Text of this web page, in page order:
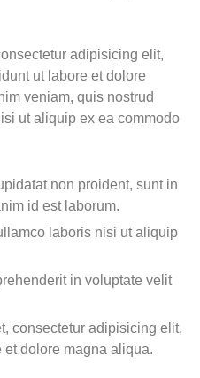
adipisicing elit,
ut labore et dolore
veniam, quis nostrud
ut aliquip ex ea commodo
non proident, sunt in
id est laborum.
laboris nisi ut aliquip
in voluptate velit
consectetur adipisicing elit,
dolore magna aliqua.